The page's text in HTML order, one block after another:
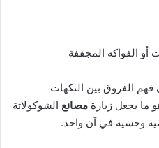
أو الفواكه المجففة
فهم الفروق بين النكهات
ما يجعل زيارة مصانع الشوكولاتة
وحسية في آن واحد.